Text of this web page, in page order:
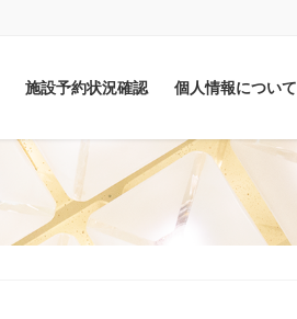
施設予約状況確認 個人情報について